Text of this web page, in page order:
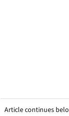
Article continues